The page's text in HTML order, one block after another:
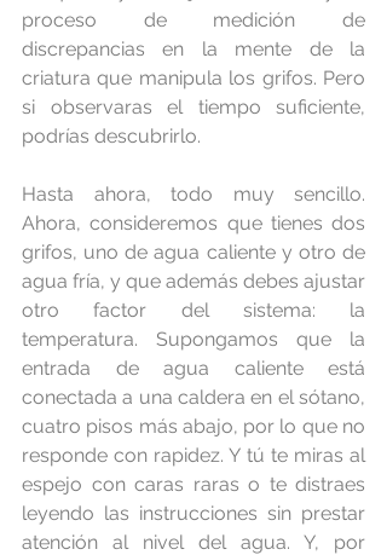
proceso de medición de
discrepancias en la mente de la
criatura que manipula los grifos. Pero
si observaras el tiempo suficiente,
podrías descubrirlo.
Hasta ahora, todo muy sencillo.
Ahora, consideremos que tienes dos
grifos, uno de agua caliente y otro de
agua fría, y que además debes ajustar
otro factor del sistema: la
temperatura. Supongamos que la
entrada de agua caliente está
conectada a una caldera en el sótano,
cuatro pisos más abajo, por lo que no
responde con rapidez. Y tú te miras al
espejo con caras raras o te distraes
leyendo las instrucciones sin prestar
atención al nivel del agua. Y, por